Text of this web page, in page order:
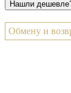
Обмену и